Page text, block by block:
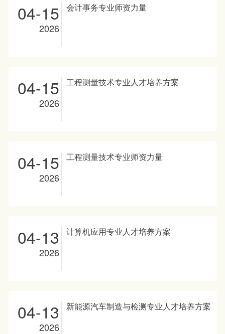
会计事务专业师资力量
04-15
2026
工程测量技术专业人才培养方案
04-15
2026
工程测量技术专业师资力量
04-15
2026
计算机应用专业人才培养方案
04-13
2026
新能源汽车制造与检测专业人才培养方案
04-13
2026